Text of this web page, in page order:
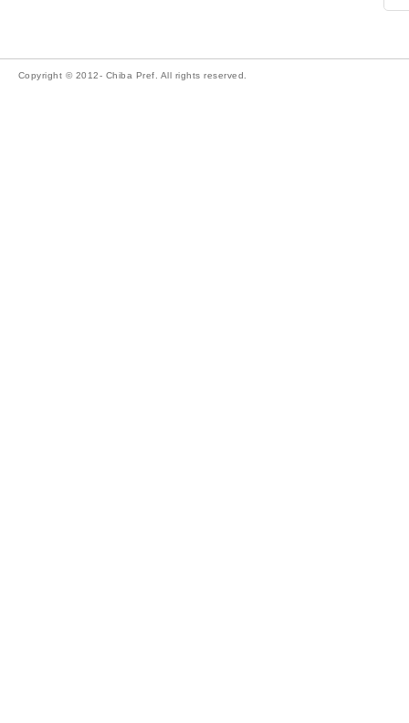
Copyright © 2012- Chiba Pref. All rights reserved.